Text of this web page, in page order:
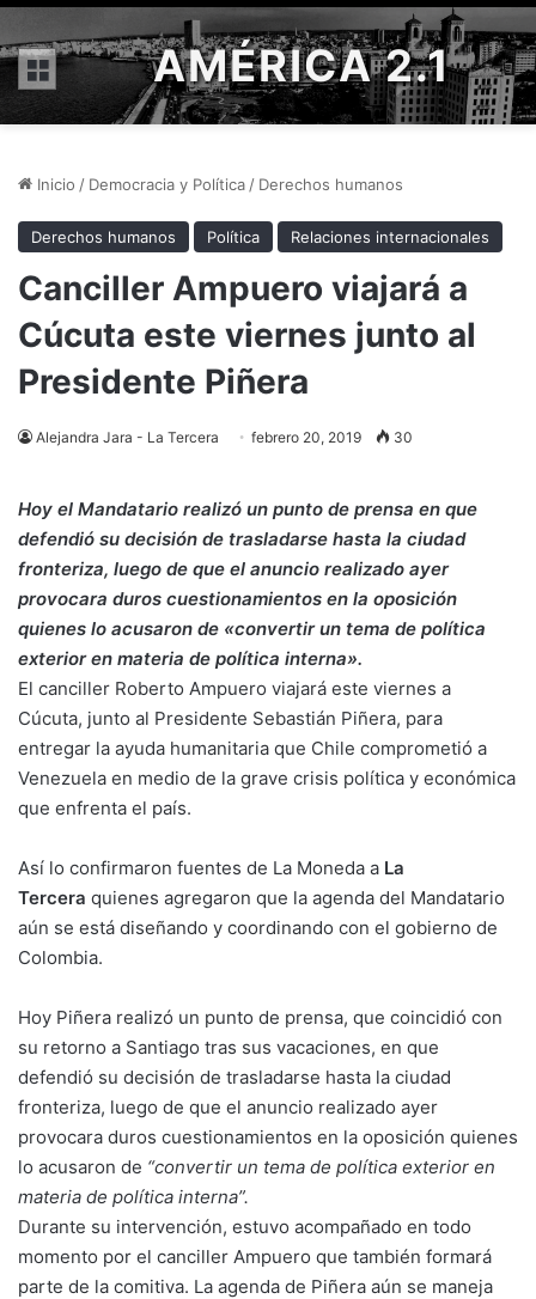
Menú AMÉRICA 2.1
Inicio / Democracia y Política / Derechos humanos
Derechos humanos Política Relaciones internacionales
Canciller Ampuero viajará a
Cúcuta este viernes junto al
Presidente Piñera
Alejandra Jara - La Tercera febrero 20, 2019 30
Hoy el Mandatario realizó un punto de prensa en que
defendió su decisión de trasladarse hasta la ciudad
fronteriza, luego de que el anuncio realizado ayer
provocara duros cuestionamientos en la oposición
quienes lo acusaron de «convertir un tema de política
exterior en materia de política interna».
El canciller Roberto Ampuero viajará este viernes a
Cúcuta, junto al Presidente Sebastián Piñera, para
entregar la ayuda humanitaria que Chile comprometió a
Venezuela en medio de la grave crisis política y económica
que enfrenta el país.
Así lo confirmaron fuentes de La Moneda a La
Tercera quienes agregaron que la agenda del Mandatario
aún se está diseñando y coordinando con el gobierno de
Colombia.
Hoy Piñera realizó un punto de prensa, que coincidió con
su retorno a Santiago tras sus vacaciones, en que
defendió su decisión de trasladarse hasta la ciudad
fronteriza, luego de que el anuncio realizado ayer
provocara duros cuestionamientos en la oposición quienes
lo acusaron de “convertir un tema de política exterior en
materia de política interna”.
Durante su intervención, estuvo acompañado en todo
momento por el canciller Ampuero que también formará
parte de la comitiva. La agenda de Piñera aún se maneja